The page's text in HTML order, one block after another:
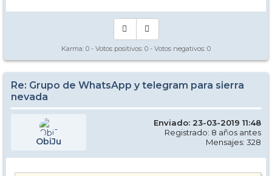
Karma: 0 - Votos positivos: 0 - Votos negativos: 0
Re: Grupo de WhatsApp y telegram para sierra
nevada
ObiJu
Enviado: 23-03-2019 11:48
Registrado: 8 años antes
Mensajes: 328